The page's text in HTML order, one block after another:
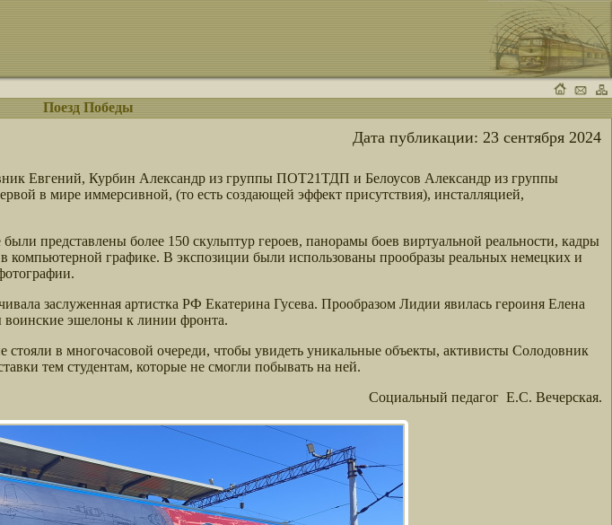
Поезд Победы
Дата публикации: 23 сентября 2024
Евгений, Курбин Александр из группы ПОТ21ТДП и Белоусов Александр из группы
в мире иммерсивной, (то есть создающей эффект присутствия), инсталляцией,
представлены более 150 скульптур героев, панорамы боев виртуальной реальности, кадры
компьютерной графике. В экспозиции были использованы прообразы реальных немецких и
заслуженная артистка РФ Екатерина Гусева. Прообразом Лидии явилась героиня Елена
эшелоны к линии фронта.
в многочасовой очереди, чтобы увидеть уникальные объекты, активисты Солодовник
тем студентам, которые не смогли побывать на ней.
Социальный педагог Е.С. Вечерская.